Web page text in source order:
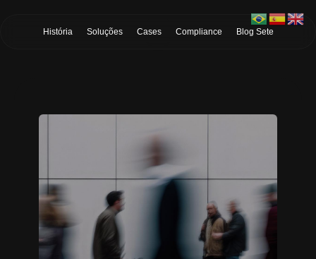
História Soluções Cases Compliance Blog Sete